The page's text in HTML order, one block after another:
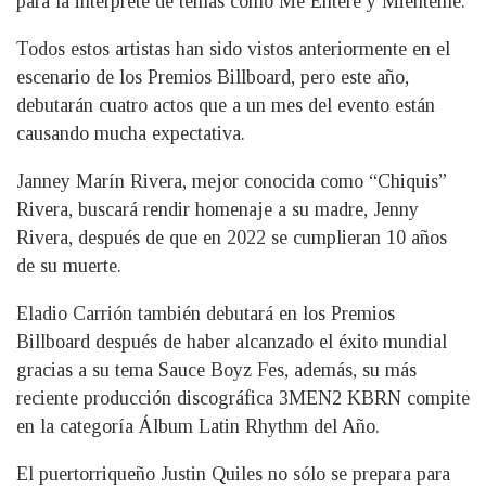
Todos estos artistas han sido vistos anteriormente en el
escenario de los Premios Billboard, pero este año,
debutarán cuatro actos que a un mes del evento están
causando mucha expectativa.
Janney Marín Rivera, mejor conocida como “Chiquis”
Rivera, buscará rendir homenaje a su madre, Jenny
Rivera, después de que en 2022 se cumplieran 10 años
de su muerte.
Eladio Carrión también debutará en los Premios
Billboard después de haber alcanzado el éxito mundial
gracias a su tema Sauce Boyz Fes, además, su más
reciente producción discográfica 3MEN2 KBRN compite
en la categoría Álbum Latin Rhythm del Año.
El puertorriqueño Justin Quiles no sólo se prepara para